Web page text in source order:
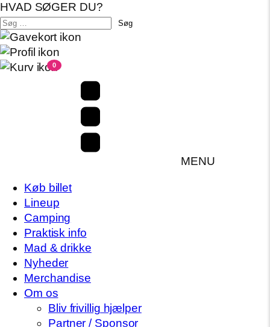
HVAD SØGER DU?
Søg
efter:
0
MENU
Køb billet
Lineup
Camping
Praktisk info
Mad & drikke
Nyheder
Merchandise
Om os
Bliv frivillig hjælper
Partner / Sponsor